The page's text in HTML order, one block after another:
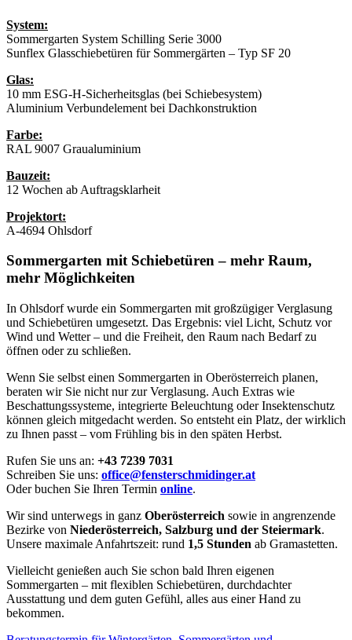
System:
Sommergarten System Schilling Serie 3000
Sunflex Glasschiebetüren für Sommergärten – Typ SF 20
Glas:
10 mm ESG-H-Sicherheitsglas (bei Schiebesystem)
Aluminium Verbundelement bei Dachkonstruktion
Farbe:
RAL 9007 Graualuminium
Bauzeit:
12 Wochen ab Auftragsklarheit
Projektort:
A-4694 Ohlsdorf
Sommergarten mit Schiebetüren – mehr Raum,
mehr Möglichkeiten
In Ohlsdorf wurde ein Sommergarten mit großzügiger Verglasung
und Schiebetüren umgesetzt. Das Ergebnis: viel Licht, Schutz vor
Wind und Wetter – und die Freiheit, den Raum nach Bedarf zu
öffnen oder zu schließen.
Wenn Sie selbst einen Sommergarten in Oberösterreich planen,
beraten wir Sie nicht nur zur Verglasung. Auch Extras wie
Beschattungssysteme, integrierte Beleuchtung oder Insektenschutz
können gleich mitgedacht werden. So entsteht ein Platz, der wirklich
zu Ihnen passt – vom Frühling bis in den späten Herbst.
Rufen Sie uns an: +43 7239 7031
Schreiben Sie uns: office@fensterschmidinger.at
Oder buchen Sie Ihren Termin online.
Wir sind unterwegs in ganz Oberösterreich sowie in angrenzende
Bezirke von Niederösterreich, Salzburg und der Steiermark.
Unsere maximale Anfahrtszeit: rund 1,5 Stunden ab Gramastetten.
Vielleicht genießen auch Sie schon bald Ihren eigenen
Sommergarten – mit flexiblen Schiebetüren, durchdachter
Ausstattung und dem guten Gefühl, alles aus einer Hand zu
bekommen.